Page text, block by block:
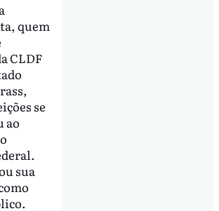
quem
CLDF
se
ao
sua